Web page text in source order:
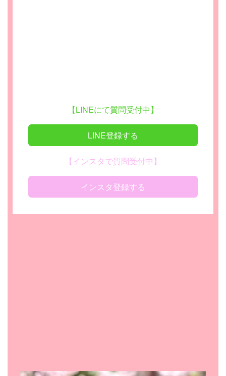
【LINEにて質問受付中】
LINE登録する
【インスタで質問受付中】
インスタ登録する